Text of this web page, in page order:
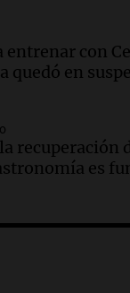
"La
sobre
china en
trato con
entrenar con
quedó en
recuperación
es